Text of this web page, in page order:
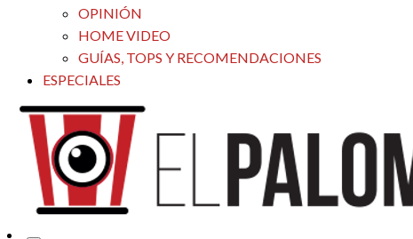
OPINIÓN
HOME VIDEO
GUÍAS, TOPS Y RECOMENDACIONES
ESPECIALES